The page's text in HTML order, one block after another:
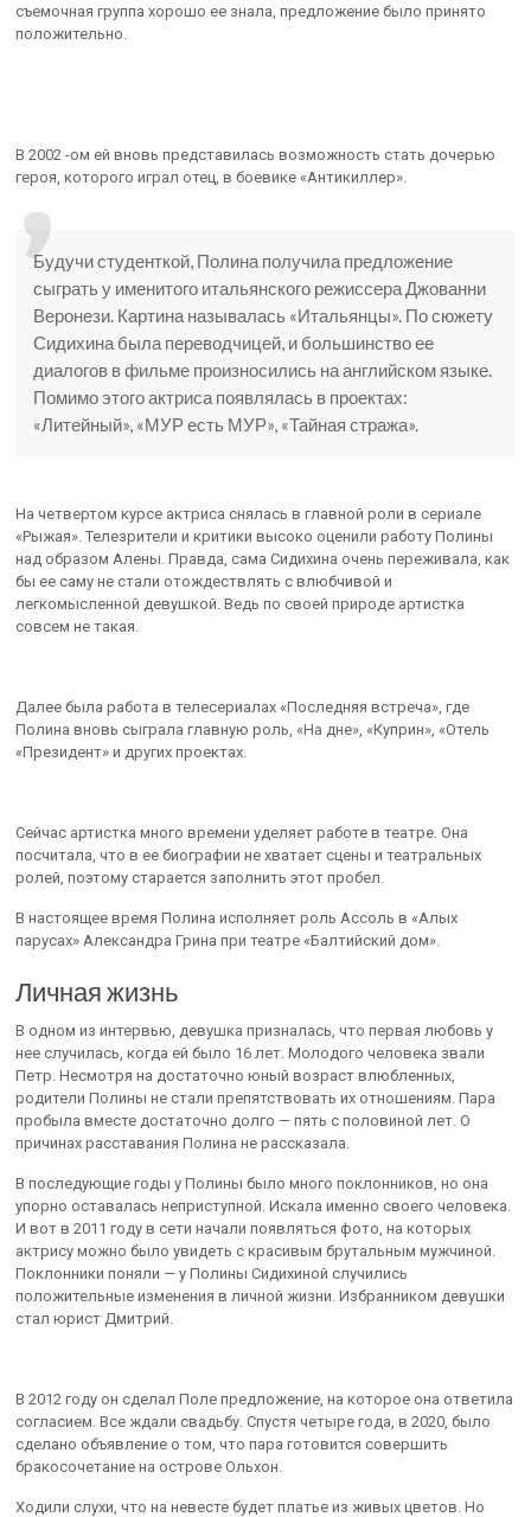
съемочная группа хорошо ее знала, предложение было принято
положительно.
В 2002 -ом ей вновь представилась возможность стать дочерью
героя, которого играл отец, в боевике «Антикиллер».
Будучи студенткой, Полина получила предложение
сыграть у именитого итальянского режиссера Джованни
Веронези. Картина называлась «Итальянцы». По сюжету
Сидихина была переводчицей, и большинство ее
диалогов в фильме произносились на английском языке.
Помимо этого актриса появлялась в проектах:
«Литейный», «МУР есть МУР», «Тайная стража».
На четвертом курсе актриса снялась в главной роли в сериале
«Рыжая». Телезрители и критики высоко оценили работу Полины
над образом Алены. Правда, сама Сидихина очень переживала, как
бы ее саму не стали отождествлять с влюбчивой и
легкомысленной девушкой. Ведь по своей природе артистка
совсем не такая.
Далее была работа в телесериалах «Последняя встреча», где
Полина вновь сыграла главную роль, «На дне», «Куприн», «Отель
«Президент» и других проектах.
Сейчас артистка много времени уделяет работе в театре. Она
посчитала, что в ее биографии не хватает сцены и театральных
ролей, поэтому старается заполнить этот пробел.
В настоящее время Полина исполняет роль Ассоль в «Алых
парусах» Александра Грина при театре «Балтийский дом».
Личная жизнь
В одном из интервью, девушка призналась, что первая любовь у
нее случилась, когда ей было 16 лет. Молодого человека звали
Петр. Несмотря на достаточно юный возраст влюбленных,
родители Полины не стали препятствовать их отношениям. Пара
пробыла вместе достаточно долго — пять с половиной лет. О
причинах расставания Полина не рассказала.
В последующие годы у Полины было много поклонников, но она
упорно оставалась неприступной. Искала именно своего человека.
И вот в 2011 году в сети начали появляться фото, на которых
актрису можно было увидеть с красивым брутальным мужчиной.
Поклонники поняли — у Полины Сидихиной случились
положительные изменения в личной жизни. Избранником девушки
стал юрист Дмитрий.
В 2012 году он сделал Поле предложение, на которое она ответила
согласием. Все ждали свадьбу. Спустя четыре года, в 2020, было
сделано объявление о том, что пара готовится совершить
бракосочетание на острове Ольхон.
Ходили слухи, что на невесте будет платье из живых цветов. Но